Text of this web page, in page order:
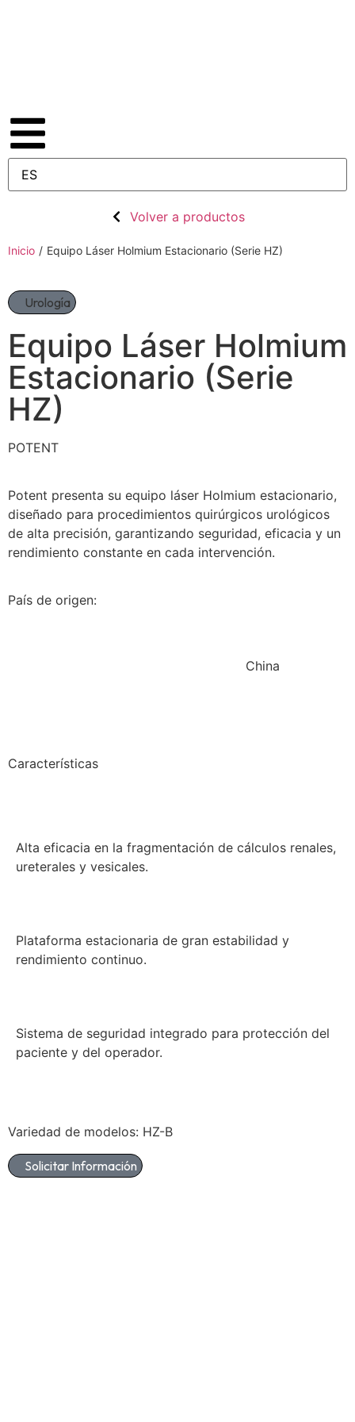
Volver a productos
Inicio / Equipo Láser Holmium Estacionario (Serie HZ)
Urología
Equipo Láser Holmium
Estacionario (Serie
HZ)
POTENT
Potent presenta su equipo láser Holmium estacionario,
diseñado para procedimientos quirúrgicos urológicos
de alta precisión, garantizando seguridad, eficacia y un
rendimiento constante en cada intervención.
País de origen:
China
Características
Alta eficacia en la fragmentación de cálculos renales,
ureterales y vesicales.
Plataforma estacionaria de gran estabilidad y
rendimiento continuo.
Sistema de seguridad integrado para protección del
paciente y del operador.
Variedad de modelos: HZ-B
Solicitar Información